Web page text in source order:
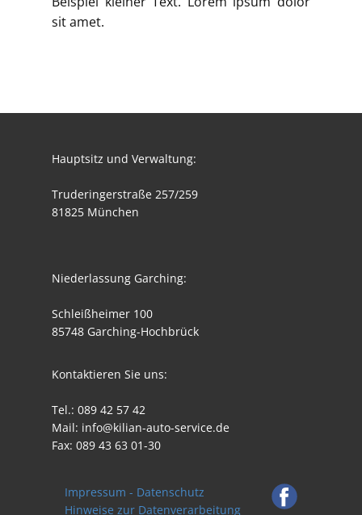
sit amet.
Hauptsitz und Verwaltung:
Truderingerstraße 257/259
81825 München
Niederlassung Garching:
Schleißheimer 100
85748 Garching-Hochbrück
Kontaktieren Sie uns:
Tel.: 089 42 57 42
Mail: info@kilian-auto-service.de
Fax: 089 43 63 01-30
Impressum - Datenschutz
Hinweise zur Datenverarbeitung